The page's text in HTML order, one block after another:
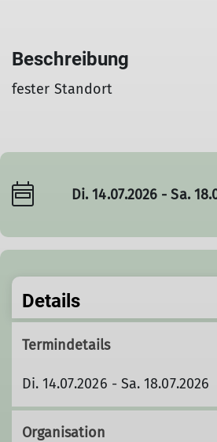
Beschreibung
fester Standort
Di. 14.07.2026 - Sa.
Details
Termindetails
Di. 14.07.2026 - Sa. 18.07.2026
Organisation